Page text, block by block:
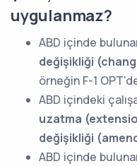
uygulanmaz?
ABD içinde
değişikliği
örneğin F-1
ABD içindeki
uzatma
değişikliği
ABD içinde